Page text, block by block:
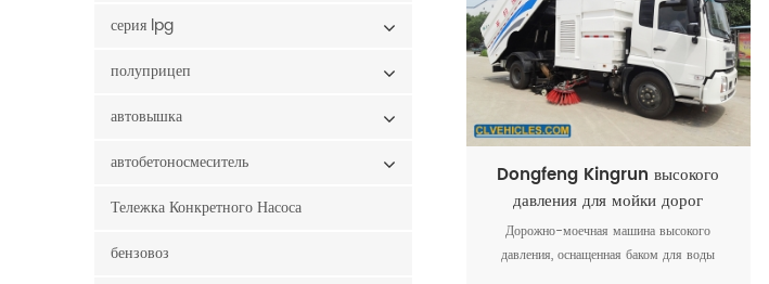
серия lpg
полуприцеп
автовышка
автобетоносмеситель
Тележка Конкретного Насоса
бензовоз
Dongfeng Kingrun высокого
давления для мойки дорог
Дорожно-моечная машина высокого
давления, оснащенная баком для воды